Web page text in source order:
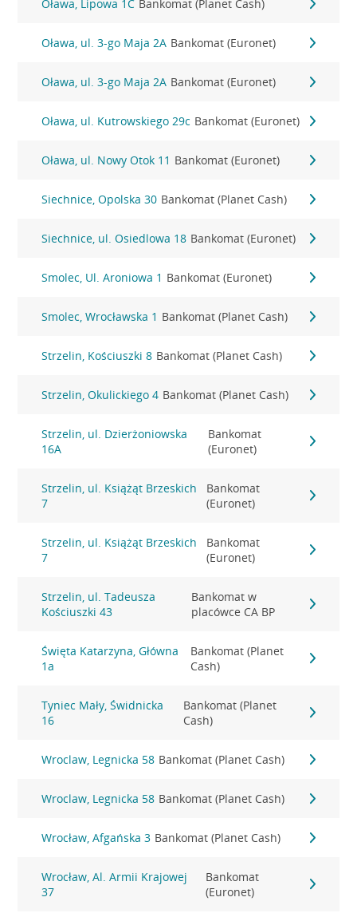
Oława, Lipowa 1C Bankomat (Planet Cash)
Oława, ul. 3-go Maja 2A Bankomat (Euronet)
Oława, ul. 3-go Maja 2A Bankomat (Euronet)
Oława, ul. Kutrowskiego 29c Bankomat (Euronet)
Oława, ul. Nowy Otok 11 Bankomat (Euronet)
Siechnice, Opolska 30 Bankomat (Planet Cash)
Siechnice, ul. Osiedlowa 18 Bankomat (Euronet)
Smolec, Ul. Aroniowa 1 Bankomat (Euronet)
Smolec, Wrocławska 1 Bankomat (Planet Cash)
Strzelin, Kościuszki 8 Bankomat (Planet Cash)
Strzelin, Okulickiego 4 Bankomat (Planet Cash)
Strzelin, ul. Dzierżoniowska
16A
Bankomat
(Euronet)
Strzelin, ul. Książąt Brzeskich
7
Bankomat
(Euronet)
Strzelin, ul. Książąt Brzeskich
7
Bankomat
(Euronet)
Strzelin, ul. Tadeusza
Kościuszki 43
Bankomat w
placówce CA BP
Święta Katarzyna, Główna
1a
Bankomat (Planet
Cash)
Tyniec Mały, Świdnicka
16
Bankomat (Planet
Cash)
Wroclaw, Legnicka 58 Bankomat (Planet Cash)
Wroclaw, Legnicka 58 Bankomat (Planet Cash)
Wrocław, Afgańska 3 Bankomat (Planet Cash)
Wrocław, Al. Armii Krajowej
37
Bankomat
(Euronet)